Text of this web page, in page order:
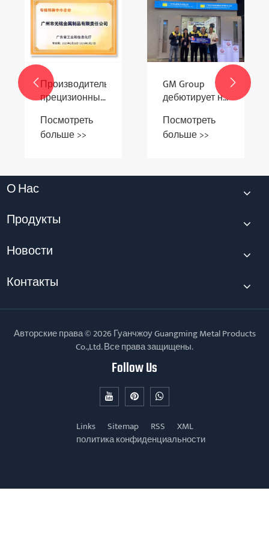
GM Group
дебютирует на
ярмарке,
демонстрируя
порошковой
Посмотреть
больше >>
Запасные
пластины для
бытовой
мясорубки
Посмотреть
 
О Нас
Продукты
Новости
Контакты
Авторские права © 2026 Гуанчжоу Guangming Metal Products
Co.,Ltd. Все права защищены.
Follow Us
Links Sitemap RSS
XML
политика конфиденциальности